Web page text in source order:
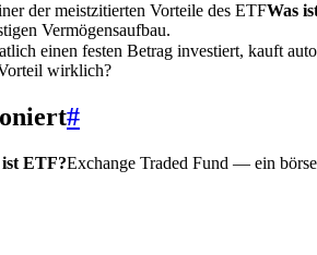
der meistzitierten Vorteile des ETFWas
Vermögensaufbau.
einen festen Betrag investiert, kauft
wirklich?
#
ist ETF?Exchange Traded Fund — ein